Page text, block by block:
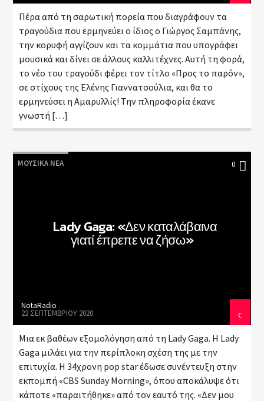
Πέρα από τη σαρωτική πορεία που διαγράφουν τα
τραγούδια που ερμηνεύει ο ίδιος ο Γιώργος Σαμπάνης,
την κορυφή αγγίζουν και τα κομμάτια που υπογράφει
μουσικά και δίνει σε άλλους καλλιτέχνες. Αυτή τη φορά,
το νέο του τραγούδι φέρει τον τίτλο «Προς το παρόν»,
σε στίχους της Ελένης Γιαννατσούλια, και θα το
ερμηνεύσει η Αμαρυλλίς! Την πληροφορία έκανε
γνωστή […]
ΜΟΥΣΙΚΆ ΝΈΑ 0
Lady Gaga: «Δεν καταλάβαινα
γιατί έπρεπε να ζήσω»
NotaRadio
22 ΣΕΠΤΕΜΒΡΊΟΥ 2020
Μια εκ βαθέων εξομολόγηση από τη Lady Gaga. Η Lady
Gaga μιλάει για την περίπλοκη σχέση της με την
επιτυχία. Η 34χρονη pop star έδωσε συνέντευξη στην
εκπομπή «CBS Sunday Morning», όπου αποκάλυψε ότι
κάποτε «παραιτήθηκε» από τον εαυτό της. «Δεν μου